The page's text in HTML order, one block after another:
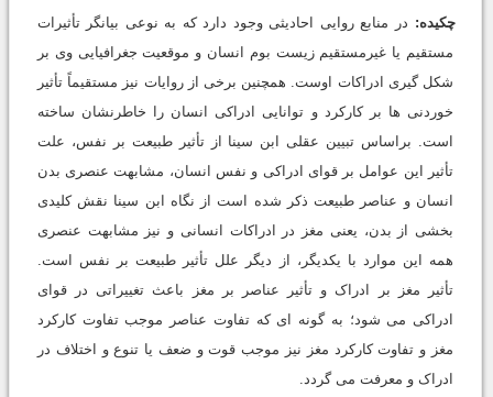
چکیده: در منابع روایی احادیثی وجود دارد که به نوعی بیانگر تأثیرات
مستقیم یا غیرمستقیم زیست بوم انسان و موقعیت جغرافیایی وی بر
شکل گیری ادراکات اوست. همچنین برخی از روایات نیز مستقیماً تأثیر
خوردنی ها بر کارکرد و توانایی ادراکی انسان را خاطرنشان ساخته
است. براساس تبیین عقلی ابن سینا از تأثیر طبیعت بر نفس، علت
تأثیر این عوامل بر قوای ادراکی و نفس انسان، مشابهت عنصری بدن
انسان و عناصر طبیعت ذکر شده است از نگاه ابن سینا نقش کلیدی
بخشی از بدن، یعنی مغز در ادراکات انسانی و نیز مشابهت عنصری
همه این موارد با یکدیگر، از دیگر علل تأثیر طبیعت بر نفس است.
تأثیر مغز بر ادراک و تأثیر عناصر بر مغز باعث تغییراتی در قوای
ادراکی می شود؛ به گونه ای که تفاوت عناصر موجب تفاوت کارکرد
مغز و تفاوت کارکرد مغز نیز موجب قوت و ضعف یا تنوع و اختلاف در
ادراک و معرفت می گردد.